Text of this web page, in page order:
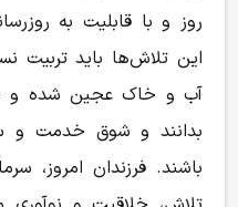
روز و با قابلیت به
این تلاش‌ها باید تربیت
آب و خاک عجین شده و
بدانند و شوق خدمت و
باشند. فرزندان امروز،